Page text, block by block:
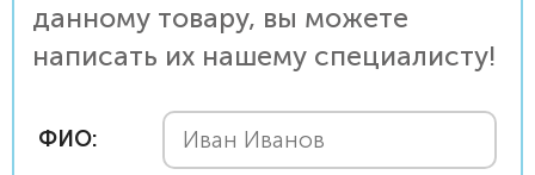
данному товару, вы можете
написать их нашему специалисту!
ФИО: